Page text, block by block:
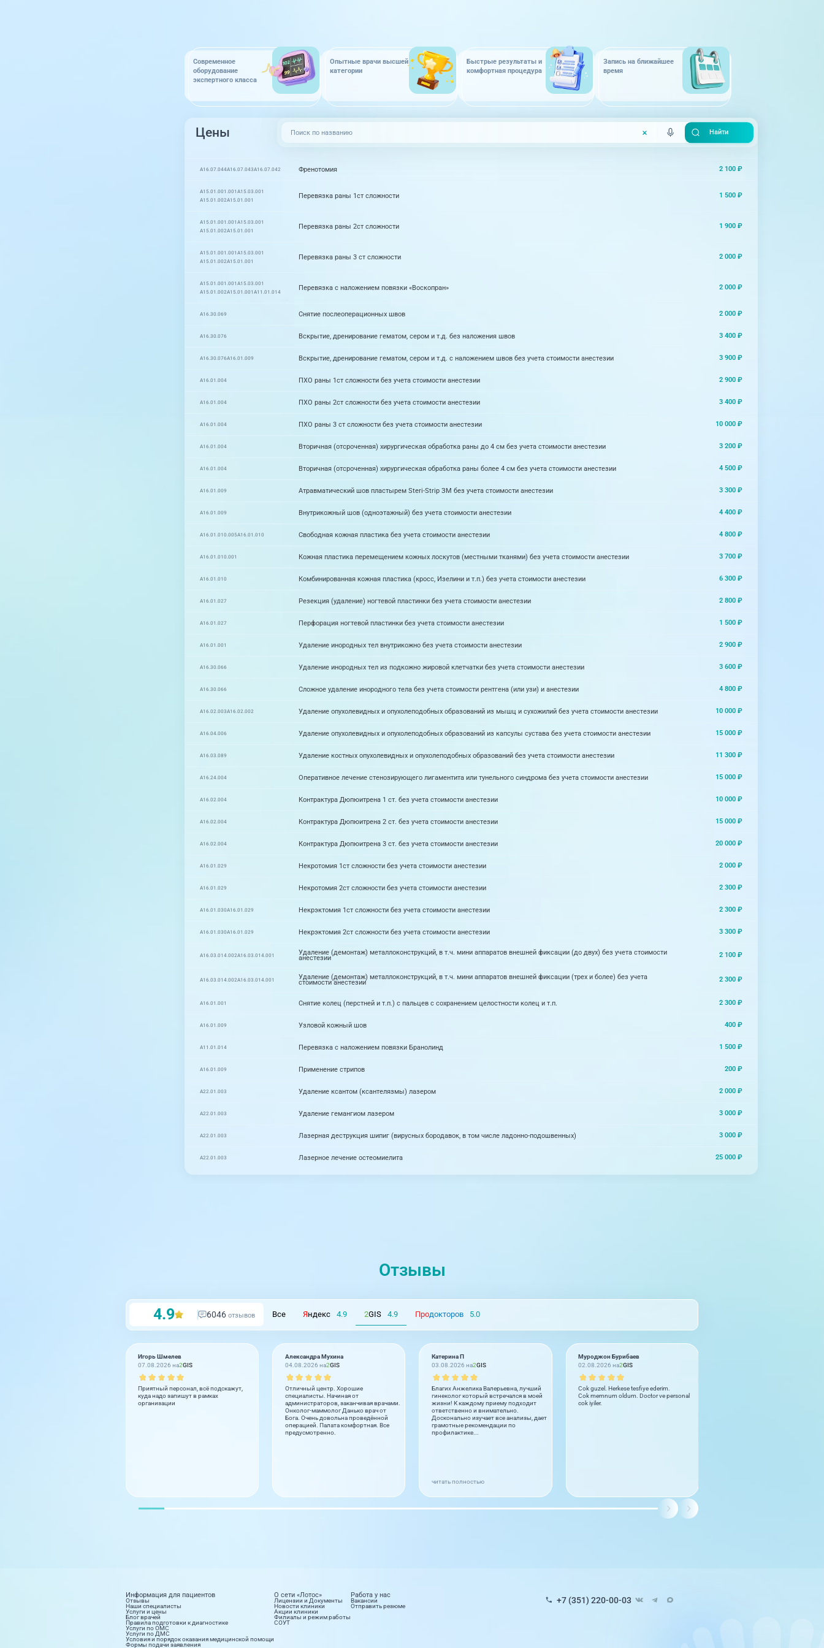
Современное
оборудование
экспертного класса
Опытные врачи высшей
категории
Быстрые результаты и
комфортная процедура
Запись на ближайшее
время
Цены
A16.07.044A16.07.043A16.07.042 Френотомия 2 100 ₽
A15.01.001.001 A15.03.001
A15.01.002A15.01.001
Перевязка раны 1ст сложности 1 500 ₽
A15.01.001.001 A15.03.001
A15.01.002A15.01.001
Перевязка раны 2ст сложности 1 900 ₽
A15.01.001.001 A15.03.001
A15.01.002A15.01.001
Перевязка раны 3 ст сложности 2 000 ₽
A15.01.001.001 A15.03.001
A15.01.002A15.01.001 A11.01.014
Перевязка с наложением повязки «Воскопран» 2 000 ₽
A16.30.069 Снятие послеоперационных швов 2 000 ₽
A16.30.076 Вскрытие, дренирование гематом, сером и т.д. без наложения швов 3 400 ₽
A16.30.076A16.01.009 Вскрытие, дренирование гематом, сером и т.д. с наложением швов без учета стоимости анестезии 3 900 ₽
A16.01.004 ПХО раны 1ст сложности без учета стоимости анестезии 2 900 ₽
A16.01.004 ПХО раны 2ст сложности без учета стоимости анестезии 3 400 ₽
A16.01.004 ПХО раны 3 ст сложности без учета стоимости анестезии 10 000 ₽
A16.01.004 Вторичная (отсроченная) хирургическая обработка раны до 4 см без учета стоимости анестезии 3 200 ₽
A16.01.004 Вторичная (отсроченная) хирургическая обработка раны более 4 см без учета стоимости анестезии 4 500 ₽
A16.01.009 Атравматический шов пластырем Steri-Strip ЗМ без учета стоимости анестезии 3 300 ₽
A16.01.009 Внутрикожный шов (одноэтажный) без учета стоимости анестезии 4 400 ₽
A16.01.010.005A16.01.010 Свободная кожная пластика без учета стоимости анестезии 4 800 ₽
A16.01.010.001 Кожная пластика перемещением кожных лоскутов (местными тканями) без учета стоимости анестезии 3 700 ₽
A16.01.010 Комбинированная кожная пластика (кросс, Изелини и т.п.) без учета стоимости анестезии 6 300 ₽
A16.01.027 Резекция (удаление) ногтевой пластинки без учета стоимости анестезии 2 800 ₽
A16.01.027 Перфорация ногтевой пластинки без учета стоимости анестезии 1 500 ₽
A16.01.001 Удаление инородных тел внутрикожно без учета стоимости анестезии 2 900 ₽
A16.30.066 Удаление инородных тел из подкожно жировой клетчатки без учета стоимости анестезии 3 600 ₽
A16.30.066 Сложное удаление инородного тела без учета стоимости рентгена (или узи) и анестезии 4 800 ₽
A16.02.003A16.02.002 Удаление опухолевидных и опухолеподобных образований из мышц и сухожилий без учета стоимости анестезии 10 000 ₽
A16.04.006 Удаление опухолевидных и опухолеподобных образований из капсулы сустава без учета стоимости анестезии 15 000 ₽
A16.03.089 Удаление костных опухолевидных и опухолеподобных образований без учета стоимости анестезии 11 300 ₽
A16.24.004 Оперативное лечение стенозирующего лигаментита или тунельного синдрома без учета стоимости анестезии 15 000 ₽
A16.02.004 Контрактура Дюпюитрена 1 ст. без учета стоимости анестезии 10 000 ₽
A16.02.004 Контрактура Дюпюитрена 2 ст. без учета стоимости анестезии 15 000 ₽
A16.02.004 Контрактура Дюпюитрена 3 ст. без учета стоимости анестезии 20 000 ₽
A16.01.029 Некротомия 1ст сложности без учета стоимости анестезии 2 000 ₽
A16.01.029 Некротомия 2ст сложности без учета стоимости анестезии 2 300 ₽
A16.01.030A16.01.029 Некрэктомия 1ст сложности без учета стоимости анестезии 2 300 ₽
A16.01.030A16.01.029 Некрэктомия 2ст сложности без учета стоимости анестезии 3 300 ₽
A16.03.014.002A16.03.014.001 Удаление (демонтаж) металлоконструкций, в т.ч. мини аппаратов внешней фиксации (до двух) без учета стоимости
анестезии 2 100 ₽
A16.03.014.002A16.03.014.001 Удаление (демонтаж) металлоконструкций, в т.ч. мини аппаратов внешней фиксации (трех и более) без учета
стоимости анестезии 2 300 ₽
A16.01.001 Снятие колец (перстней и т.п.) с пальцев с сохранением целостности колец и т.п. 2 300 ₽
A16.01.009 Узловой кожный шов 400 ₽
A11.01.014 Перевязка с наложением повязки Бранолинд 1 500 ₽
A16.01.009 Применение стрипов 200 ₽
A22.01.003 Удаление ксантом (ксантелязмы) лазером 2 000 ₽
A22.01.003 Удаление гемангиом лазером 3 000 ₽
A22.01.003 Лазерная деструкция шипиг (вирусных бородавок, в том числе ладонно-подошвенных) 3 000 ₽
A22.01.003 Лазерное лечение остеомиелита 25 000 ₽
Отзывы
4.9 6046 отзывов Все Яндекс 4.9 2GIS 4.9 Продокторов 5.0
Игорь Шмелев
07.08.2026 на2GIS
Приятный персонал, всё подскажут,
куда надо запишут в рамках
организации
Александра Мухина
04.08.2026 на2GIS
Отличный центр. Хорошие
специалисты. Начиная от
администраторов, заканчивая врачами.
Онколог-маммолог Данько врач от
Бога. Очень довольна проведённой
операцией. Палата комфортная. Все
предусмотренно.
Катерина П
03.08.2026 на2GIS
Благих Анжелика Валерьевна, лучший
гинеколог который встречался в моей
жизни! К каждому приему подходит
ответственно и внимательно.
Досконально изучает все анализы, дает
грамотные рекомендации по
профилактике...
читать полностью
Муроджон Бурибаев
02.08.2026 на2GIS
Cok guzel. Herkese tesfiye ederim.
Cok memnum oldum. Doctor ve personal
cok iyiler.
+7 (351) 220-00-03
Информация для пациентов
Отзывы
Наши специалисты
Услуги и цены
Блог врачей
Правила подготовки к диагностике
Услуги по ОМС
Услуги по ДМС
Условия и порядок оказания медицинской помощи
Формы подачи заявления
О сети «Лотос»
Лицензии и Документы
Новости клиники
Акции клиники
Филиалы и режим работы
СОУТ
Работа у нас
Вакансии
Отправить резюме